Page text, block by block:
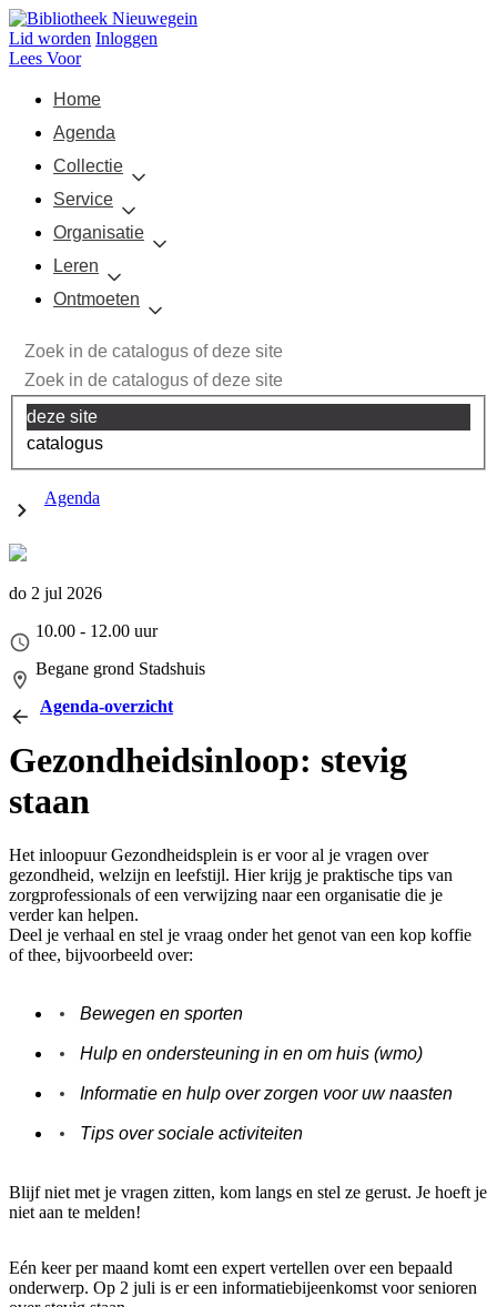
Lid worden Inloggen
Lees Voor
Home
Agenda
Collectie
Service
Organisatie
Leren
Ontmoeten
deze site
catalogus
Agenda
do 2 jul 2026
10.00 - 12.00 uur
Begane grond Stadshuis
Agenda-overzicht
Gezondheidsinloop: stevig
staan
Het inloopuur Gezondheidsplein is er voor al je vragen over
gezondheid, welzijn en leefstijl. Hier krijg je praktische tips van
zorgprofessionals of een verwijzing naar een organisatie die je
verder kan helpen.
Deel je verhaal en stel je vraag onder het genot van een kop koffie
of thee, bijvoorbeeld over:
Bewegen en sporten
Hulp en ondersteuning in en om huis (wmo)
Informatie en hulp over zorgen voor uw naasten
Tips over sociale activiteiten
Blijf niet met je vragen zitten, kom langs en stel ze gerust. Je hoeft je
niet aan te melden!
Eén keer per maand komt een expert vertellen over een bepaald
onderwerp. Op 2 juli is er een informatiebijeenkomst voor senioren